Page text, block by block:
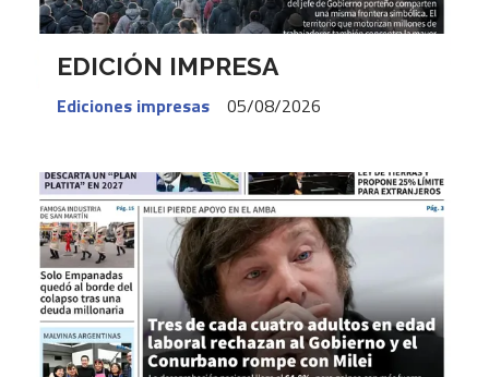
EDICIÓN IMPRESA
Ediciones impresas 05/08/2026